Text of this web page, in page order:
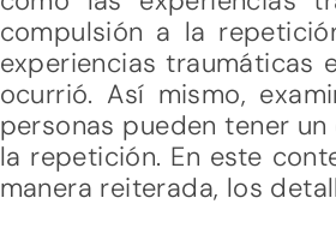
compulsión a la
experiencias traumáticas
ocurrió. Así mismo,
personas pueden tener
la repetición. En este
manera reiterada, los